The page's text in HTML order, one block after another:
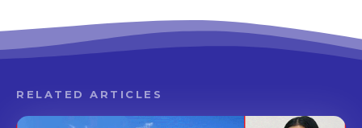
RELATED ARTICLES